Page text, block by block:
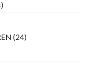
14
Produkte
2424
Produkte